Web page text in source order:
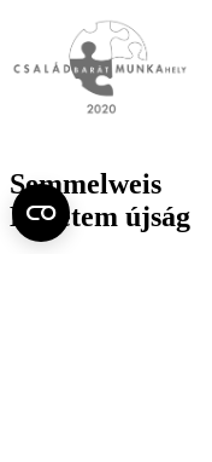
Semmelweis
Egyetem újság